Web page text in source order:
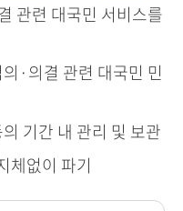
관련 대국민 서비스를
·의결 관련 대국민 민
기간 내 관리 및 보관
체없이 파기